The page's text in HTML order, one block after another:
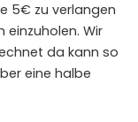
5€ zu verlangen
einzuholen. Wir
da kann so
eine halbe